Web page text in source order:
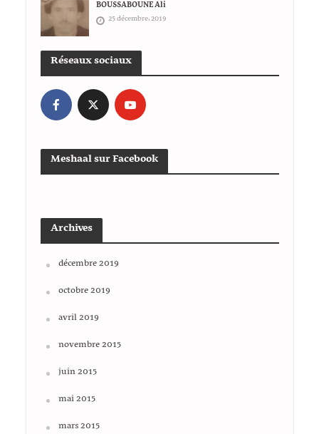
BOUSSABOUNE Ali
25 décembre، 2019
Réseaux sociaux
Meshaal sur Facebook
Archives
décembre 2019
octobre 2019
avril 2019
novembre 2015
juin 2015
mai 2015
mars 2015